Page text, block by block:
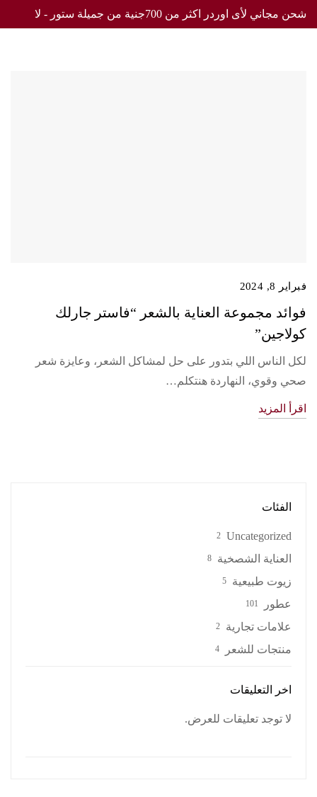
شحن مجاني لأى اوردر اكثر من 700جنية من جميلة ستور - لا
تفوت العرض
الفئات
Uncategorized
2
العناية الشصخية 8
زيوت طبيعية 5
عطور 101
علامات تجارية 2
منتجات للشعر 4
اخر التعليقات
لا توجد تعليقات للعرض.
فبراير 8, 2024
فوائد مجموعة العناية بالشعر “فاستر جارلك
كولاجين”
لكل الناس اللي بتدور على حل لمشاكل الشعر، وعايزة شعر
صحي وقوي، النهاردة هنتكلم…
اقرأ المزيد